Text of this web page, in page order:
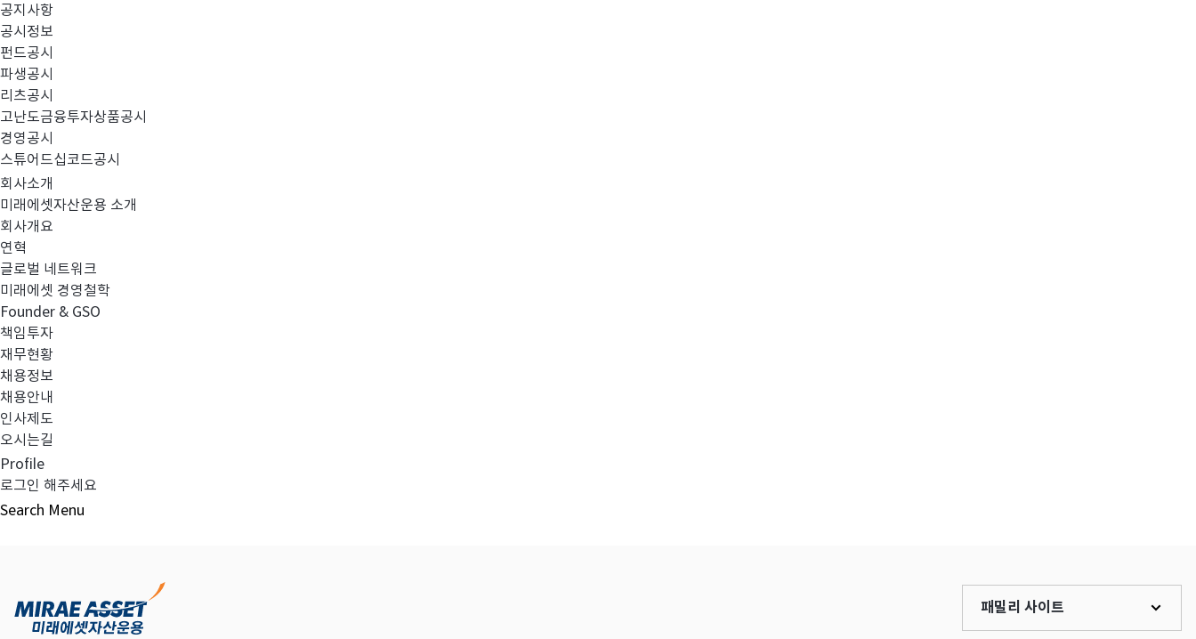
공지사항
공시정보
펀드공시
파생공시
리츠공시
고난도금융투자상품공시
경영공시
스튜어드십코드공시
회사소개
미래에셋자산운용 소개
회사개요
연혁
글로벌 네트워크
미래에셋 경영철학
Founder & GSO
책임투자
재무현황
채용정보
채용안내
인사제도
오시는길
Profile
로그인 해주세요
Search Menu
이전글
다음글
목록보기
패밀리 사이트